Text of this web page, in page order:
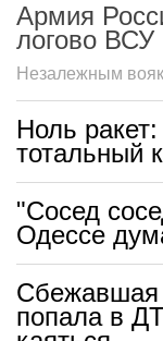
Армия
логово ВСУ
Незалежным
Ноль
тотальный
"Сосед
Одессе
попала в